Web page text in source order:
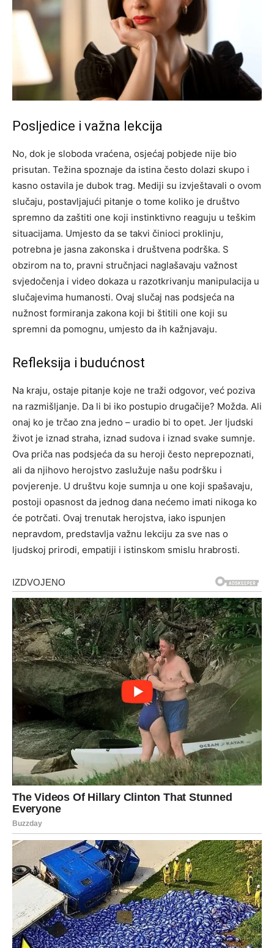
Posljedice i važna lekcija
No, dok je sloboda vraćena, osjećaj pobjede nije bio
prisutan. Težina spoznaje da istina često dolazi skupo i
kasno ostavila je dubok trag. Mediji su izvještavali o ovom
slučaju, postavljajući pitanje o tome koliko je društvo
spremno da zaštiti one koji instinktivno reaguju u teškim
situacijama. Umjesto da se takvi činioci proklinju,
potrebna je jasna zakonska i društvena podrška. S
obzirom na to, pravni stručnjaci naglašavaju važnost
svjedočenja i video dokaza u razotkrivanju manipulacija u
slučajevima humanosti. Ovaj slučaj nas podsjeća na
nužnost formiranja zakona koji bi štitili one koji su
spremni da pomognu, umjesto da ih kažnjavaju.
Refleksija i budućnost
Na kraju, ostaje pitanje koje ne traži odgovor, već poziva
na razmišljanje. Da li bi iko postupio drugačije? Možda. Ali
onaj ko je trčao zna jedno – uradio bi to opet. Jer ljudski
život je iznad straha, iznad sudova i iznad svake sumnje.
Ova priča nas podsjeća da su heroji često neprepoznati,
ali da njihovo herojstvo zaslužuje našu podršku i
povjerenje. U društvu koje sumnja u one koji spašavaju,
postoji opasnost da jednog dana nećemo imati nikoga ko
će potrčati. Ovaj trenutak herojstva, iako ispunjen
nepravdom, predstavlja važnu lekciju za sve nas o
ljudskoj prirodi, empatiji i istinskom smislu hrabrosti.